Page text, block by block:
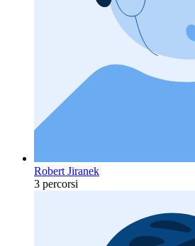
Robert Jiranek
3 percorsi